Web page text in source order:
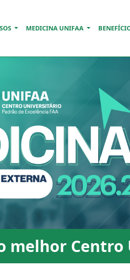
MEDICINA UNIFAA
melhor